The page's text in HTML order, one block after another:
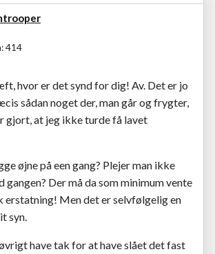
414
hvor er det synd for dig! Av. Det er jo
sådan noget der, man går og frygter,
gjort, at jeg ikke turde få lavet
øjne på een gang? Plejer man ikke
gangen? Der må da som minimum vente
erstatning! Men det er selvfølgelig en
syn.
have tak for at have slået det fast